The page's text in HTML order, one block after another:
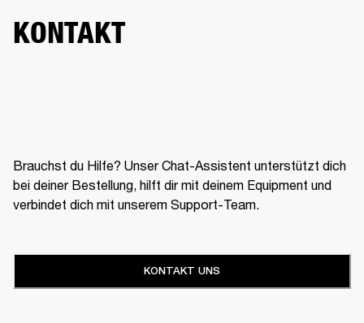
KONTAKT
Brauchst du Hilfe? Unser Chat-Assistent unterstützt dich
bei deiner Bestellung, hilft dir mit deinem Equipment und
verbindet dich mit unserem Support-Team.
KONTAKT UNS